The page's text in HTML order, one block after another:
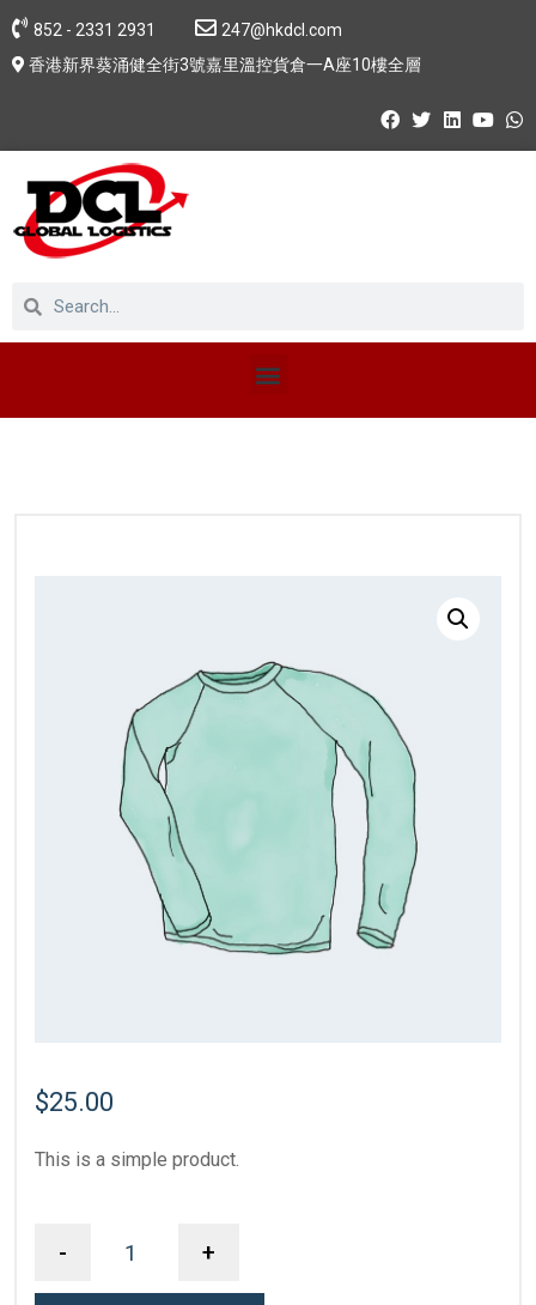
852 - 2331 2931
247@hkdcl.com
香港新界葵涌健全街3號嘉里溫控貨倉一A座10樓全層
$25.00
This is a simple product.
- +